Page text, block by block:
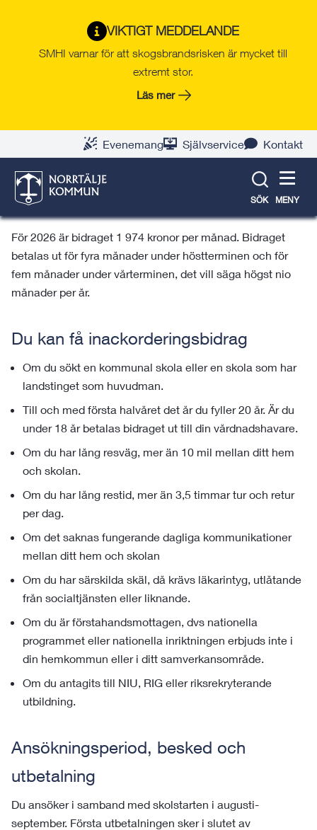
VIKTIGT MEDDELANDE
SMHI varnar för att skogsbrandsrisken är mycket till
extremt stor.
Läs mer
Evenemang Självservice Kontakt
SÖK MENY
Inackorderingsbidrag för
gymnasieelever
på annan ort eller har lång resväg kan ansöka
om inackorderingsbidrag. Bidraget är till för att
bostad på studieorten och resor mellan
studieorten och ditt hem.
För 2026 är bidraget 1 974 kronor per månad. Bidraget
betalas ut för fyra månader under höstterminen och för
fem månader under vårterminen, det vill säga högst nio
månader per år.
Du kan få inackorderingsbidrag
Om du sökt en kommunal skola eller en skola som har
landstinget som huvudman.
Till och med första halvåret det år du fyller 20 år. Är du
under 18 år betalas bidraget ut till din vårdnadshavare.
Om du har lång resväg, mer än 10 mil mellan ditt hem
och skolan.
Om du har lång restid, mer än 3,5 timmar tur och retur
per dag.
Om det saknas fungerande dagliga kommunikationer
mellan ditt hem och skolan
Om du har särskilda skäl, då krävs läkarintyg, utlåtande
från socialtjänsten eller liknande.
Om du är förstahandsmottagen, dvs nationella
programmet eller nationella inriktningen erbjuds inte i
din hemkommun eller i ditt samverkansområde.
Om du antagits till NIU, RIG eller riksrekryterande
utbildning.
Ansökningsperiod, besked och
utbetalning
Du ansöker i samband med skolstarten i augusti-
september. Första utbetalningen sker i slutet av